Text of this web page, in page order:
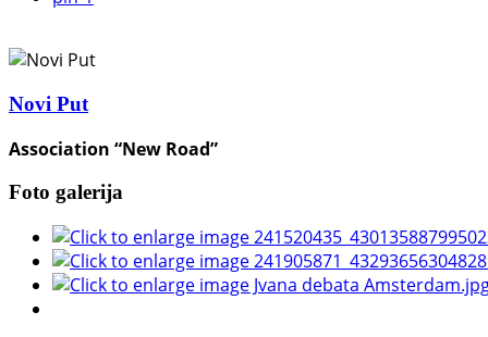
Novi Put
Association “New Road”
Foto galerija